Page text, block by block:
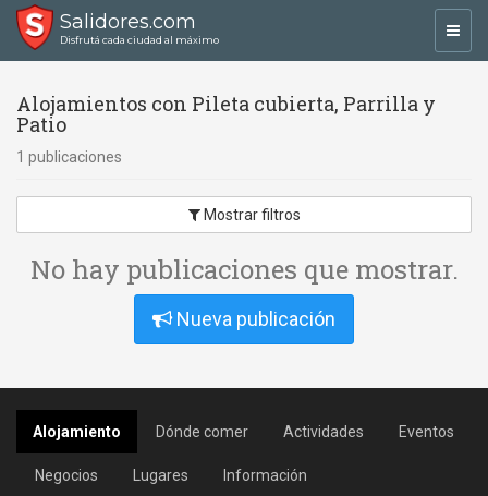
Salidores.com
Disfrutá cada ciudad al máximo
Alojamientos con Pileta cubierta, Parrilla y
Patio
1 publicaciones
Mostrar filtros
No hay publicaciones que mostrar.
Nueva publicación
Alojamiento Dónde comer Actividades Eventos
Negocios Lugares Información